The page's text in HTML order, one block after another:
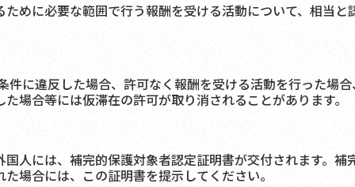
に必要な範囲で行う報酬を受ける活動について、相当と
に違反した場合、許可なく報酬を受ける活動を行った場
場合等には仮滞在の許可が取り消されることがあります。
には、補完的保護対象者認定証明書が交付されます。補
場合には、この証明書を提示してください。